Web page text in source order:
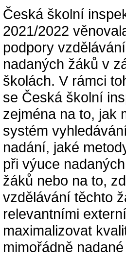
Česká školní
2021/2022
podpory
nadaných žáků v
školách. V rámci
se Česká školní
zejména na to, jak
systém
nadání, jaké
při výuce
žáků nebo na to,
vzdělávání těchto
relevantními
maximalizovat
mimořádně